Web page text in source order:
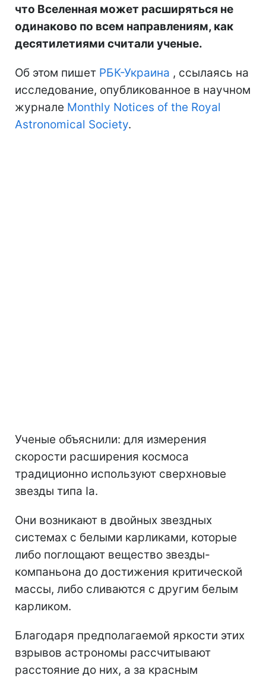
что Вселенная может расширяться не
одинаково по всем направлениям, как
десятилетиями считали ученые.
Об этом пишет РБК-Украина , ссылаясь на
исследование, опубликованное в научном
журнале Monthly Notices of the Royal
Astronomical Society.
Ученые объяснили: для измерения
скорости расширения космоса
традиционно используют сверхновые
звезды типа Ia.
Они возникают в двойных звездных
системах с белыми карликами, которые
либо поглощают вещество звезды-
компаньона до достижения критической
массы, либо сливаются с другим белым
карликом.
Благодаря предполагаемой яркости этих
взрывов астрономы рассчитывают
расстояние до них, а за красным